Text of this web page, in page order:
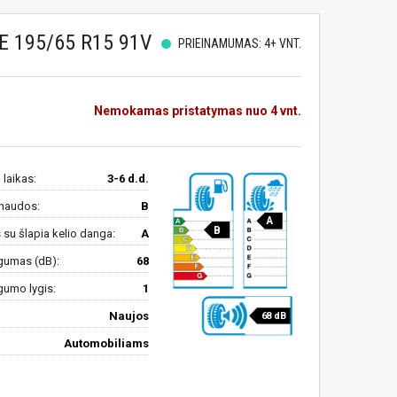
195/65 R15 91V PRIEINAMUMAS: 4+ VNT.
Nemokamas pristatymas nuo 4 vnt.
laikas: 3-6 d.d.
B
su šlapia kelio danga: A
(dB): 68
lygis: 1
Naujos
Automobiliams
B
A
68 dB